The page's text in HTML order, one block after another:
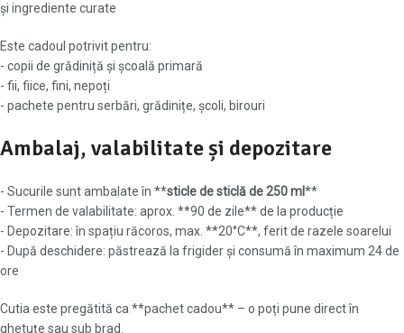
și ingrediente curate
Este cadoul potrivit pentru:
- copii de grădiniță și școală primară
- fii, fiice, fini, nepoți
- pachete pentru serbări, grădinițe, școli, birouri
Ambalaj, valabilitate și depozitare
- Sucurile sunt ambalate în **sticle de sticlă de 250 ml**
- Termen de valabilitate: aprox. **90 de zile** de la producție
- Depozitare: în spațiu răcoros, max. **20°C**, ferit de razele soarelui
- După deschidere: păstrează la frigider și consumă în maximum 24 de
ore
Cutia este pregătită ca **pachet cadou** – o poți pune direct în
ghetuțe sau sub brad.